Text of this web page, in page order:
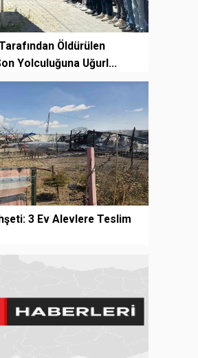
Öldürülen
Yolculuğuna Uğurl...
3 Ev Alevlere Teslim